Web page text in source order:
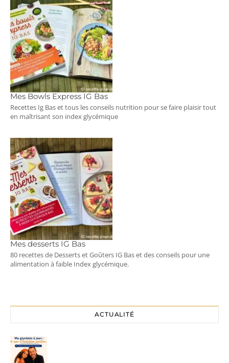
Mes Bowls Express IG Bas
Recettes Ig Bas et tous les conseils nutrition pour se faire plaisir tout
en maîtrisant son index glycémique
Mes desserts IG Bas
80 recettes de Desserts et Goûters IG Bas et des conseils pour une
alimentation à faible Index glycémique.
ACTUALITÉ